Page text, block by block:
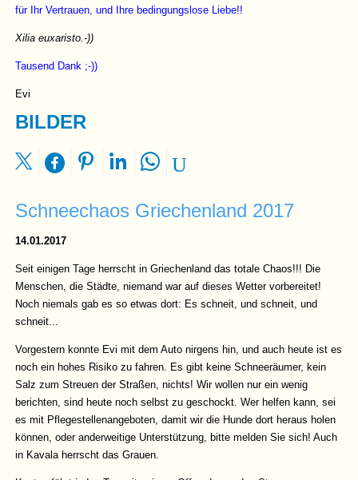
für Ihr Vertrauen, und Ihre bedingungslose Liebe!!
Xilia euxaristo.-))
Tausend Dank ;-))
Evi
BILDER
Schneechaos Griechenland 2017
14.01.2017
Seit einigen Tage herrscht in Griechenland das totale Chaos!!! Die
Menschen, die Städte, niemand war auf dieses Wetter vorbereitet!
Noch niemals gab es so etwas dort: Es schneit, und schneit, und
schneit...
Vorgestern konnte Evi mit dem Auto nirgens hin, und auch heute ist es
noch ein hohes Risiko zu fahren. Es gibt keine Schneeräumer, kein
Salz zum Streuen der Straßen, nichts! Wir wollen nur ein wenig
berichten, sind heute noch selbst zu geschockt. Wer helfen kann, sei
es mit Pflegestellenangeboten, damit wir die Hunde dort heraus holen
können, oder anderweitige Unterstützung, bitte melden Sie sich! Auch
in Kavala herrscht das Grauen.